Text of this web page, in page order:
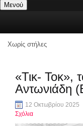
Μενού
Χωρίς στήλες
«Τικ- Τοκ»,
Αντωνιάδη
12 Οκτωβρίου 2025
Σχόλια